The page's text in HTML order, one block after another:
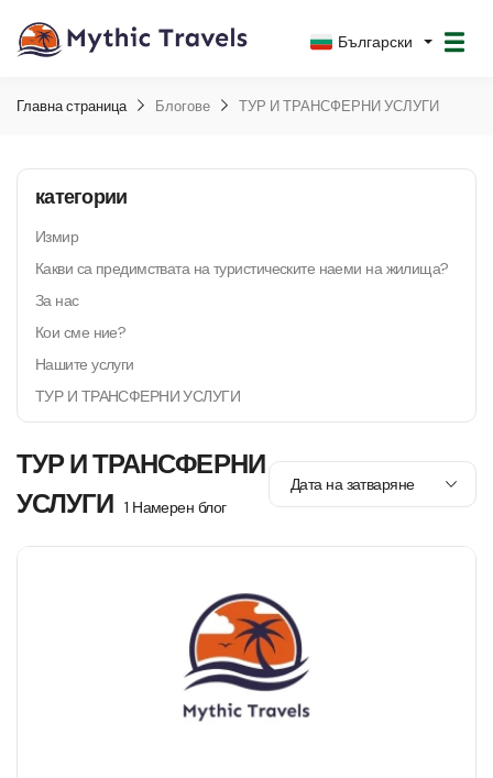
Български
Главна страница Блогове ТУР И ТРАНСФЕРНИ УСЛУГИ
категории
Измир
Какви са предимствата на туристическите наеми на жилища?
За нас
Кои сме ние?
Нашите услуги
ТУР И ТРАНСФЕРНИ УСЛУГИ
ТУР И ТРАНСФЕРНИ
УСЛУГИ 1 Намерен блог